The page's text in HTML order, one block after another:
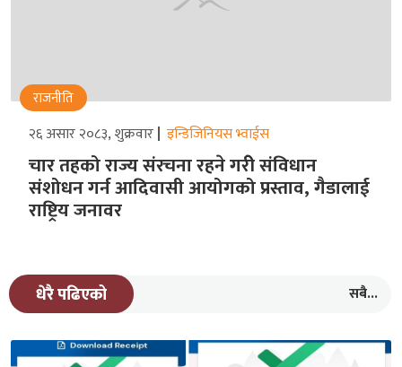
राजनीति
२६ असार २०८३, शुक्रवार इन्डिजिनियस भ्वाईस
चार तहको राज्य संरचना रहने गरीे संविधान
संशोधन गर्न आदिवासी आयोगको प्रस्ताव, गैडालाई
राष्ट्रिय जनावर
धेरै पढिएको सबै...